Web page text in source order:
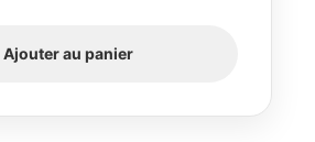
Ajouter au panier